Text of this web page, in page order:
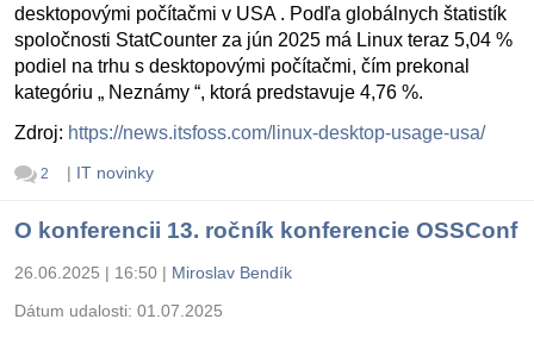
desktopovými počítačmi v USA . Podľa globálnych štatistík
spoločnosti StatCounter za jún 2025 má Linux teraz 5,04 %
podiel na trhu s desktopovými počítačmi, čím prekonal
kategóriu „ Neznámy “, ktorá predstavuje 4,76 %.
Zdroj: https://news.itsfoss.com/linux-desktop-usage-usa/
2 | IT novinky
O konferencii 13. ročník konferencie OSSConf
26.06.2025 | 16:50 | Miroslav Bendík
Dátum udalosti: 01.07.2025